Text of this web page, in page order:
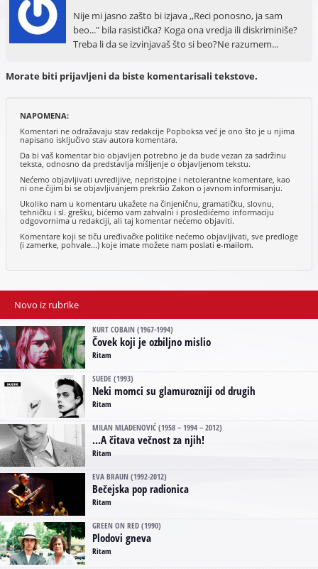
Nije mi jasno zašto bi izjava ,,Reci ponosno, ja sam
beo..." bila rasistička? Koga ona vredja ili diskriminiše?
Treba li da se izvinjavaš što si beo?Ne razumem...
Morate biti prijavljeni da biste komentarisali tekstove.
NAPOMENA:
Komentari ne odražavaju stav redakcije Popboksa već je ono što je u njima
napisano isključivo stav autora komentara.
Da bi vaš komentar bio objavljen potrebno je da bude vezan za sadržinu
teksta, odnosno da predstavlja mišljenje o objavljenom tekstu.
Nećemo objavljivati uvredljive, nepristojne i netolerantne komentare, kao
ni one čijim bi se objavljivanjem prekršio Zakon o javnom informisanju.
Ukoliko nam u komentaru ukažete na činjeničnu, gramatičku, slovnu,
tehničku i sl. grešku, bićemo vam zahvalni i prosledićemo informaciju
odgovornima u redakciji, ali taj komentar nećemo objaviti.
Komentare koji se tiču uređivačke politike nećemo objavljivati, sve predloge
(i zamerke, pohvale...) koje imate možete nam poslatie-mailom.
Novo iz rubrike
KURT COBAIN (1967-1994)
Čovek koji je ozbiljno mislio
Ritam
SUEDE (1993)
Neki momci su glamurozniji od drugih
Ritam
MILAN MLADENOVIĆ (1958 – 1994 – 2012)
...A čitava večnost za njih!
Ritam
EVA BRAUN (1992-2012)
Bečejska pop radionica
Ritam
GREEN ON RED (1990)
Plodovi gneva
Ritam